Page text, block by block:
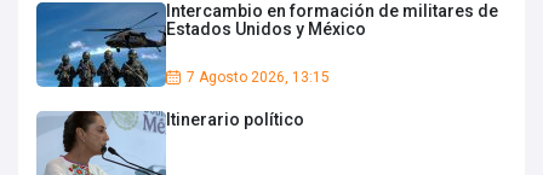
Intercambio en formación de militares de
Estados Unidos y México
7 Agosto 2026, 13:15
Itinerario político